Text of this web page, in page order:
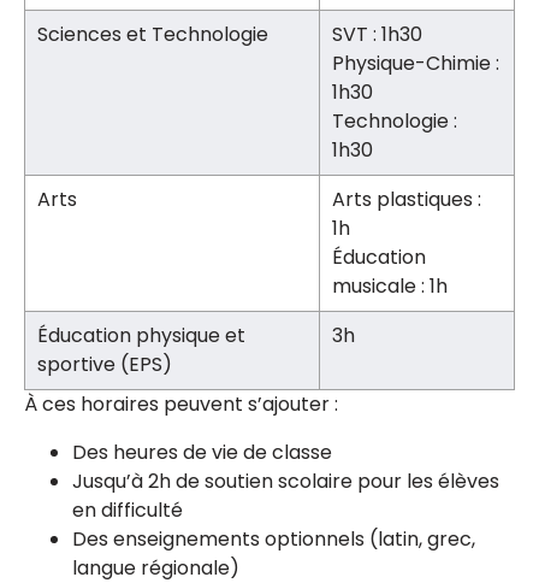
Sciences et Technologie
SVT : 1h30
Physique-Chimie :
1h30
Technologie :
1h30
Arts
Arts plastiques :
1h
Éducation
musicale : 1h
Éducation physique et
sportive (EPS)
3h
À ces horaires peuvent s’ajouter :
Des heures de vie de classe
Jusqu’à 2h de soutien scolaire pour les élèves
en difficulté
Des enseignements optionnels (latin, grec,
langue régionale)